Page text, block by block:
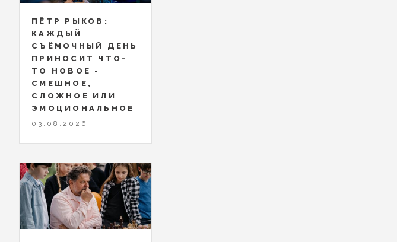
ПЁТР РЫКОВ:
КАЖДЫЙ
СЪЁМОЧНЫЙ ДЕНЬ
ПРИНОСИТ ЧТО-
ТО НОВОЕ -
СМЕШНОЕ,
СЛОЖНОЕ ИЛИ
ЭМОЦИОНАЛЬНОЕ
03.08.2026